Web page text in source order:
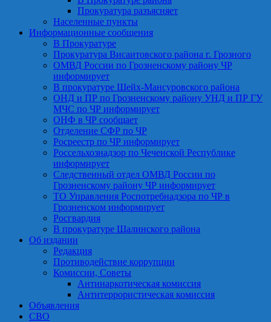
Прокуратура разъясняет
Населенные пункты
Информационные сообщения
В Прокуратуре
Прокуратура Висаитовского района г. Грозного
ОМВД России по Грозненскому району ЧР
информирует
В прокуратуре Шейх-Мансуровского района
ОНД и ПР по Грозненскому району УНД и ПР ГУ
МЧС по ЧР информирует
ОНФ в ЧР сообщает
Отделение СФР по ЧР
Росреестр по ЧР информирует
Россельхознадзор по Чеченской Республике
информирует
Следственный отдел ОМВД России по
Грозненскому району ЧР информирует
ТО Управления Роспотребнадзора по ЧР в
Грозненском информирует
Росгвардия
В прокуратуре Шалинского района
Об издании
Редакция
Противодействие коррупции
Комиссии, Советы
Антинаркотическая комиссия
Антитеррористическая комиссия
Объявления
СВО